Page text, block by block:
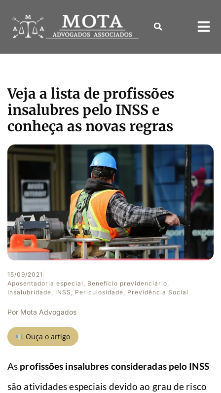
Veja a lista de profissões
insalubres pelo INSS e
conheça as novas regras
15/09/2021
Aposentadoria especial , Benefício previdenciário,
Insalubridade, INSS , Periculosidade, Previdência Social
Por Mota Advogados
Ouça o artigo
As profissões insalubres consideradas pelo INSS
são atividades especiais devido ao grau de risco